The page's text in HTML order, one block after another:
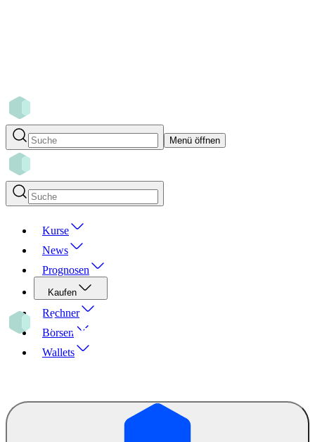
Menü öffnen
Kurse
News
Prognosen
Kaufen
Rechner
Börsen
Wallets